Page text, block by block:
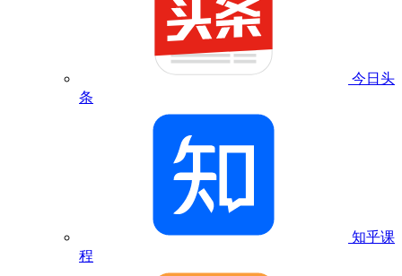
今日头
条
知乎课
程